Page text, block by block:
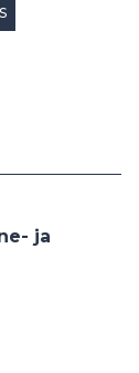
ja